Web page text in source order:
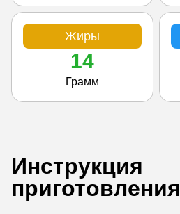
Жиры
14
Грамм
Инструкция
приготовления